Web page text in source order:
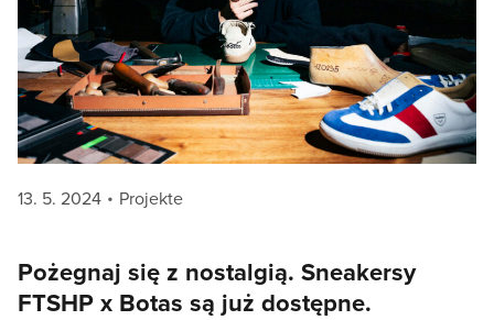
Posted
13. 5. 2024 Categories
Projekte
Pożegnaj się z nostalgią. Sneakersy
FTSHP x Botas są już dostępne.